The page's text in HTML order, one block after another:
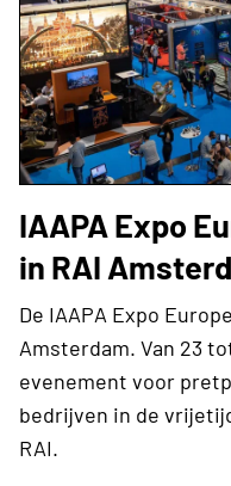
IAAPA Expo
in RAI
De IAAPA Expo
Amsterdam. Van 23
evenement voor
bedrijven in de
RAI.